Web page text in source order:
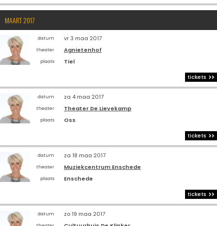
MAART 2017
datum vr 3 maa 2017
theater Agnietenhof
plaats
Tiel
tickets
datum za 4 maa 2017
theater Theater De Lievekamp
plaats
Oss
tickets
datum za 18 maa 2017
theater Muziekcentrum Enschede
plaats
Enschede
tickets
datum zo 19 maa 2017